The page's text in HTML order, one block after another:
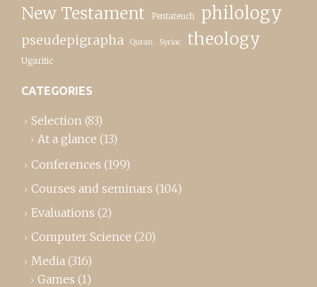
New Testament Pentateuch philology
pseudepigrapha Quran Syriac theology
Ugaritic
CATEGORIES
Selection (83)
At a glance (13)
Conferences (199)
Courses and seminars (104)
Evaluations (2)
Computer Science (20)
Media (316)
Games (1)